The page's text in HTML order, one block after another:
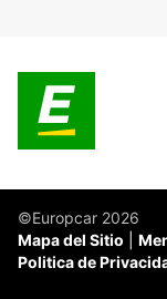
©Europcar 2026
Mapa del Sitio
Politica de